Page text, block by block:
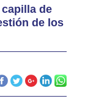
de
de los